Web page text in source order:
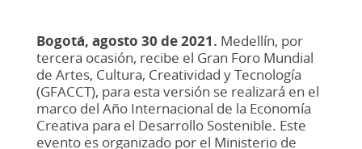
Bogotá, agosto 30 de 2021. Medellín, por
tercera ocasión, recibe el Gran Foro Mundial
de Artes, Cultura, Creatividad y Tecnología
(GFACCT), para esta versión se realizará en el
marco del Año Internacional de la Economía
Creativa para el Desarrollo Sostenible. Este
evento es organizado por el Ministerio de